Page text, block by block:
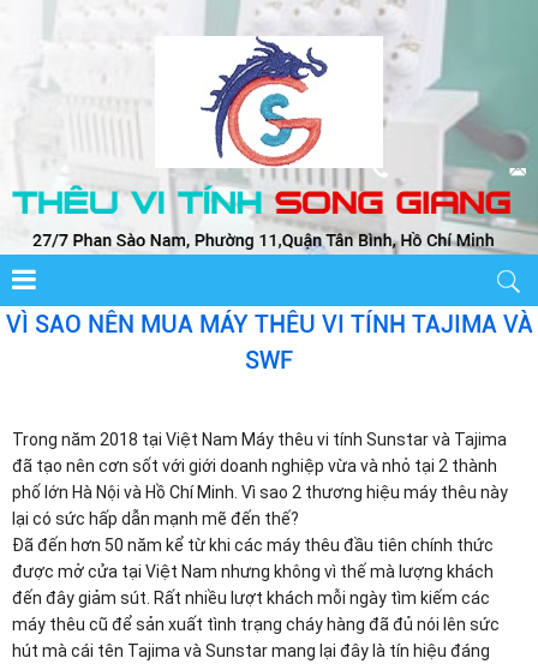
VÌ SAO NÊN MUA MÁY THÊU VI TÍNH TAJIMA VÀ
SWF
Trong năm 2018 tại Việt Nam Máy thêu vi tính Sunstar và Tajima
đã tạo nên cơn sốt với giới doanh nghiệp vừa và nhỏ tại 2 thành
phố lớn Hà Nội và Hồ Chí Minh. Vì sao 2 thương hiệu máy thêu này
lại có sức hấp dẫn mạnh mẽ đến thế?
Đã đến hơn 50 năm kể từ khi các máy thêu đầu tiên chính thức
được mở cửa tại Việt Nam nhưng không vì thế mà lượng khách
đến đây giảm sút. Rất nhiều lượt khách mỗi ngày tìm kiếm các
máy thêu cũ để sản xuất tình trạng cháy hàng đã đủ nói lên sức
hút mà cái tên Tajima và Sunstar mang lại đây là tín hiệu đáng